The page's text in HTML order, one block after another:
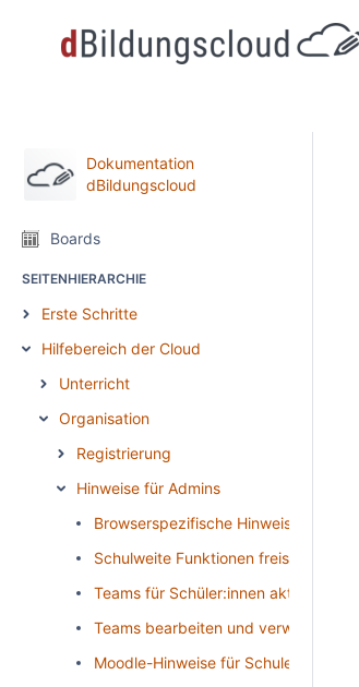
Dokumentation
dBildungscloud
Boards
SEITENHIERARCHIE
Erste Schritte
Hilfebereich der Cloud
Unterricht
Organisation
Registrierung
Hinweise für Admins
Browserspezifische Hinweise
Schulweite Funktionen freischalten
Teams für Schüler:innen aktivieren
Teams bearbeiten und verwalten
Moodle-Hinweise für Schulen